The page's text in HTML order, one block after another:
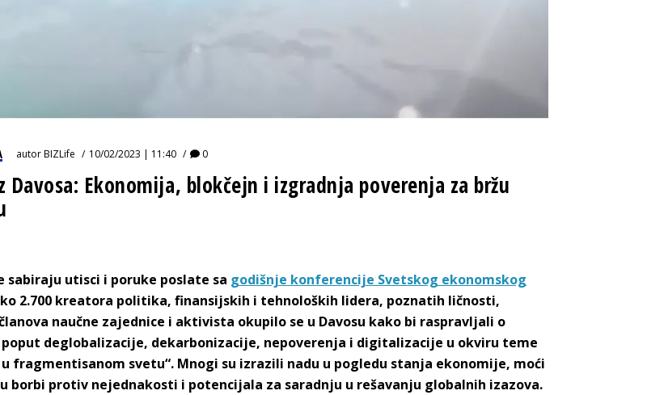
autorBIZLife 10/02/2023 | 11:40 0
Davosa: Ekonomija, blokčejn i izgradnja poverenja za bržu
sabiraju utisci i poruke poslate sa godišnje konferencije Svetskog ekonomskog
2.700 kreatora politika, finansijskih i tehnoloških lidera, poznatih ličnosti,
naučne zajednice i aktivista okupilo se u Davosu kako bi raspravljali o
deglobalizacije, dekarbonizacije, nepoverenja i digitalizacije u okviru teme
u fragmentisanom svetu“. Mnogi su izrazili nadu u pogledu stanja ekonomije, moći
borbi protiv nejednakosti i potencijala za saradnju u rešavanju globalnih izazova.